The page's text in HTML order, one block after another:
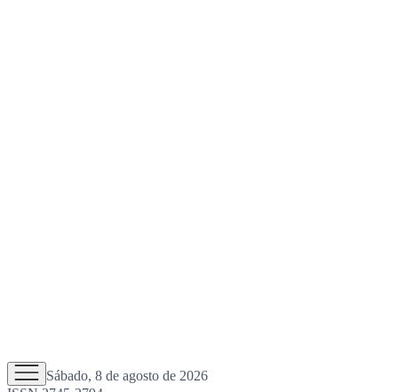
Sábado, 8 de agosto de 2026